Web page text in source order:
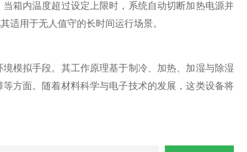
箱内温度超过设定上限时，系统自动切断加热电源并
适用于无人值守的长时间运行场景。
模拟手段。其工作原理基于制冷、加热、加湿与除湿
方面。随着材料科学与电子技术的发展，这类设备将